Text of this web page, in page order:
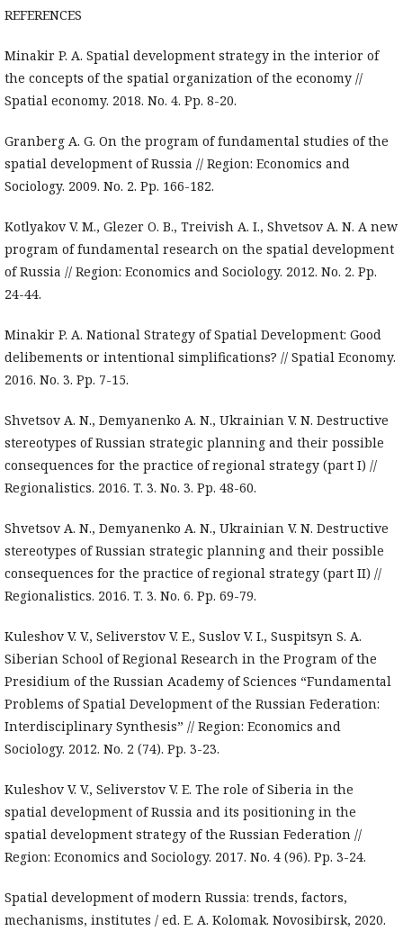
REFERENCES
Minakir P. A. Spatial development strategy in the interior of
the concepts of the spatial organization of the economy //
Spatial economy. 2018. No. 4. Pp. 8-20.
Granberg A. G. On the program of fundamental studies of the
spatial development of Russia // Region: Economics and
Sociology. 2009. No. 2. Pp. 166-182.
Kotlyakov V. M., Glezer O. B., Treivish A. I., Shvetsov A. N. A new
program of fundamental research on the spatial development
of Russia // Region: Economics and Sociology. 2012. No. 2. Pp.
24-44.
Minakir P. A. National Strategy of Spatial Development: Good
delibements or intentional simplifications? // Spatial Economy.
2016. No. 3. Pp. 7-15.
Shvetsov A. N., Demyanenko A. N., Ukrainian V. N. Destructive
stereotypes of Russian strategic planning and their possible
consequences for the practice of regional strategy (part I) //
Regionalistics. 2016. T. 3. No. 3. Pp. 48-60.
Shvetsov A. N., Demyanenko A. N., Ukrainian V. N. Destructive
stereotypes of Russian strategic planning and their possible
consequences for the practice of regional strategy (part II) //
Regionalistics. 2016. T. 3. No. 6. Pp. 69-79.
Kuleshov V. V., Seliverstov V. E., Suslov V. I., Suspitsyn S. A.
Siberian School of Regional Research in the Program of the
Presidium of the Russian Academy of Sciences “Fundamental
Problems of Spatial Development of the Russian Federation:
Interdisciplinary Synthesis” // Region: Economics and
Sociology. 2012. No. 2 (74). Pp. 3-23.
Kuleshov V. V., Seliverstov V. E. The role of Siberia in the
spatial development of Russia and its positioning in the
spatial development strategy of the Russian Federation //
Region: Economics and Sociology. 2017. No. 4 (96). Pp. 3-24.
Spatial development of modern Russia: trends, factors,
mechanisms, institutes / ed. E. A. Kolomak. Novosibirsk, 2020.